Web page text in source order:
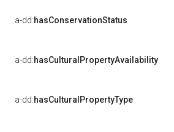
a-dd:hasConservationStatus
a-dd:hasCulturalPropertyAvailability
a-dd:hasCulturalPropertyType